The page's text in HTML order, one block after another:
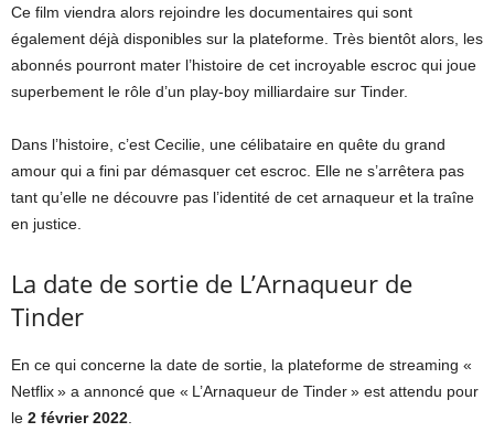
Ce film viendra alors rejoindre les documentaires qui sont
également déjà disponibles sur la plateforme. Très bientôt alors, les
abonnés pourront mater l’histoire de cet incroyable escroc qui joue
superbement le rôle d’un play-boy milliardaire sur Tinder.
Dans l’histoire, c’est Cecilie, une célibataire en quête du grand
amour qui a fini par démasquer cet escroc. Elle ne s’arrêtera pas
tant qu’elle ne découvre pas l’identité de cet arnaqueur et la traîne
en justice.
La date de sortie de L’Arnaqueur de
Tinder
En ce qui concerne la date de sortie, la plateforme de streaming «
Netflix » a annoncé que « L’Arnaqueur de Tinder » est attendu pour
le 2 février 2022